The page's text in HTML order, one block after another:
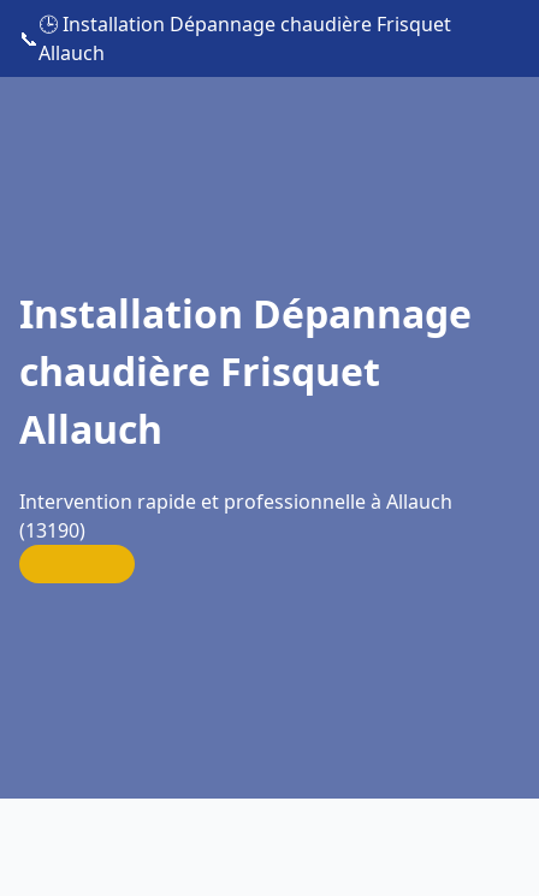
📞
🕒 Installation Dépannage chaudière Frisquet
Allauch
Installation Dépannage
chaudière Frisquet
Allauch
Intervention rapide et professionnelle à Allauch
(13190)